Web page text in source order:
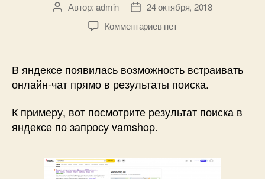
АвторАвтор:admin
Дата24 октября, 2018
Комментариевк
прямо
на
яндекса,
поиска!
нет
В яндексе появилась возможность встраивать
онлайн-чат прямо в результаты поиска.
К примеру, вот посмотрите результат поиска в
яндексе по запросу vamshop.